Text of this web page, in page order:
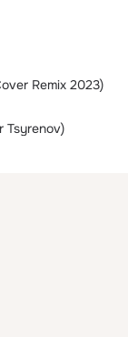
Remix 2023)
Tsyrenov)